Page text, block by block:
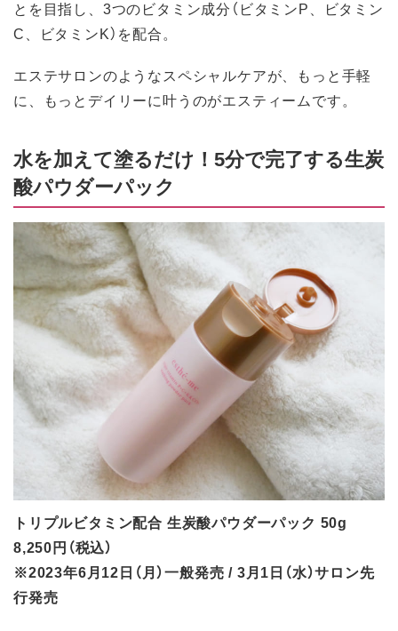
とを目指し、3つのビタミン成分（ビタミンP、ビタミン
C、ビタミンK）を配合。
エステサロンのようなスペシャルケアが、もっと手軽
に、もっとデイリーに叶うのがエスティームです。
水を加えて塗るだけ！5分で完了する生炭
酸パウダーパック
トリプルビタミン配合 生炭酸パウダーパック 50g
8,250円（税込）
※2023年6月12日（月）一般発売 / 3月1日（水）サロン先
行発売